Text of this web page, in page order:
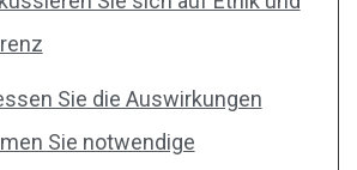
Sie die Auswirkungen
Sie notwendige